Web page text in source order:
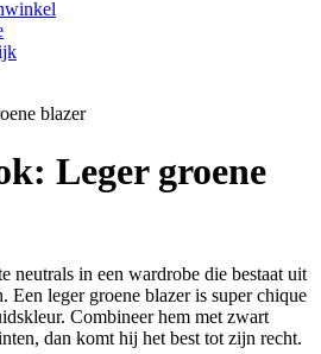
Leger groene
neutrals in een wardrobe die bestaat uit
Een leger groene blazer is super chique
Combineer hem met zwart
dan komt hij het best tot zijn recht.